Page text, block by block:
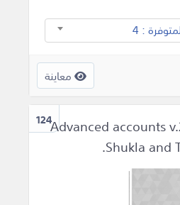
: 4
معاينة
124Advanced accounts
Shukla and